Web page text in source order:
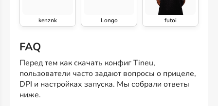
kenznk Longo futoi
FAQ
Перед тем как скачать конфиг Tineu,
пользователи часто задают вопросы о прицеле,
DPI и настройках запуска. Мы собрали ответы
ниже.